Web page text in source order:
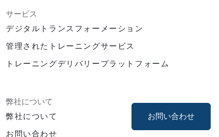
お問い合わせ
サービス
デジタルトランスフォーメーション
管理されたトレーニングサービス
トレーニングデリバリープラットフォーム
弊社について
弊社について
お問い合わせ